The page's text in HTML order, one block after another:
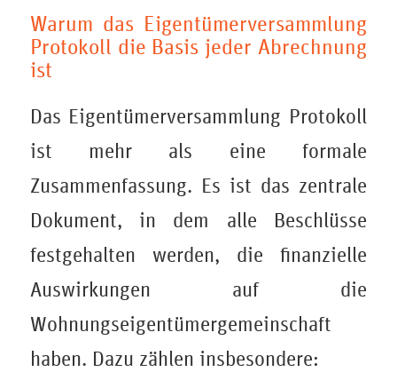
Warum das Eigentümerversammlung
Protokoll die Basis jeder Abrechnung
ist
Das Eigentümerversammlung Protokoll
ist mehr als eine formale
Zusammenfassung. Es ist das zentrale
Dokument, in dem alle Beschlüsse
festgehalten werden, die finanzielle
Auswirkungen auf die
Wohnungseigentümergemeinschaft
haben. Dazu zählen insbesondere: